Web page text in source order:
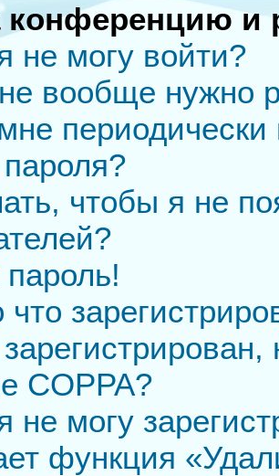
конференцию и
не могу войти?
вообще нужно
периодически
чтобы я не
что
COPPA?
не могу
функция